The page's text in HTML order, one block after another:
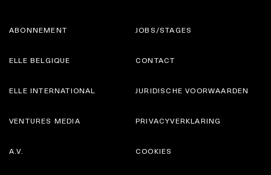
ABONNEMENT
ELLE BELGIQUE
JOBS/STAGES
CONTACT
ELLE INTERNATIONAL
VENTURES MEDIA
JURIDISCHE VOORWAARDEN
PRIVACYVERKLARING
A.V. COOKIES